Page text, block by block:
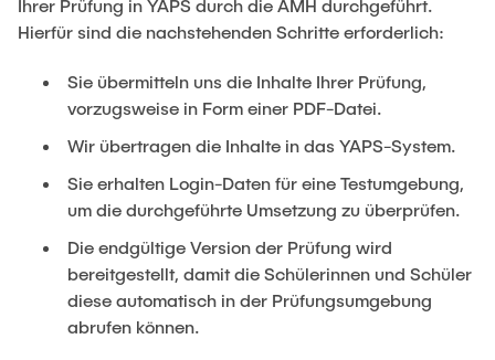
Ihrer Prüfung in YAPS durch die AMH durchgeführt.
Hierfür sind die nachstehenden Schritte erforderlich:
Sie übermitteln uns die Inhalte Ihrer Prüfung,
vorzugsweise in Form einer PDF-Datei.
Wir übertragen die Inhalte in das YAPS-System.
Sie erhalten Login-Daten für eine Testumgebung,
um die durchgeführte Umsetzung zu überprüfen.
Die endgültige Version der Prüfung wird
bereitgestellt, damit die Schülerinnen und Schüler
diese automatisch in der Prüfungsumgebung
abrufen können.